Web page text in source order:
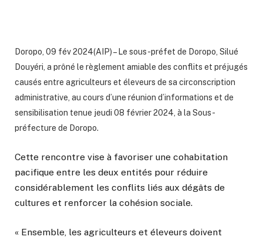
Doropo, 09 fév 2024(AIP) – Le sous-préfet de Doropo, Silué
Douyéri, a prôné le règlement amiable des conflits et préjugés
causés entre agriculteurs et éleveurs de sa circonscription
administrative, au cours d’une réunion d’informations et de
sensibilisation tenue jeudi 08 février 2024, à la Sous-
préfecture de Doropo.
Cette rencontre vise à favoriser une cohabitation
pacifique entre les deux entités pour réduire
considérablement les conflits liés aux dégâts de
cultures et renforcer la cohésion sociale.
« Ensemble, les agriculteurs et éleveurs doivent